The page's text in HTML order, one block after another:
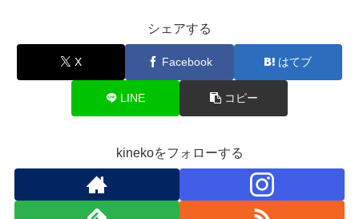
シェアする
X Facebook はてブ
LINE コピー
kinekoをフォローする